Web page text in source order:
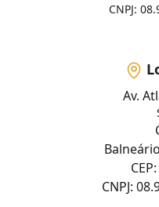
CNPJ:
Av.
CNPJ: